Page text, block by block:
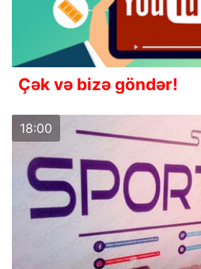
Çək və bizə göndər!
18:00